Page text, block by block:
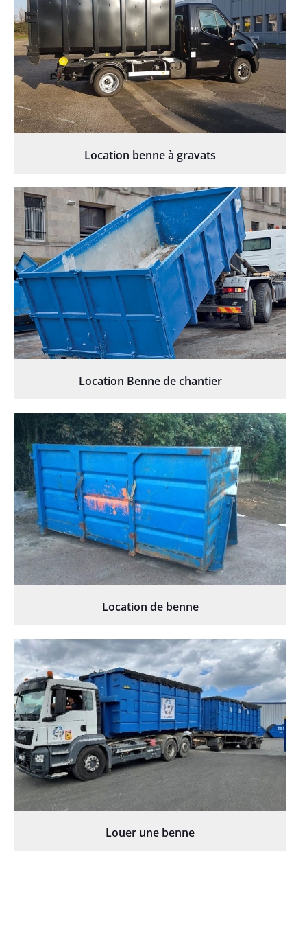
Location benne à gravats
Location Benne de chantier
Location de benne
Louer une benne